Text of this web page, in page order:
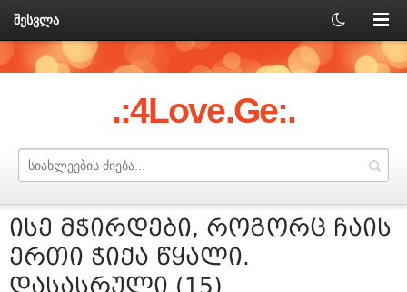
შესვლა
.:4Love.Ge:.
ისე მჭირდები, როგორც ჩაის
ერთი ჭიქა წყალი.
დასასრული (15)